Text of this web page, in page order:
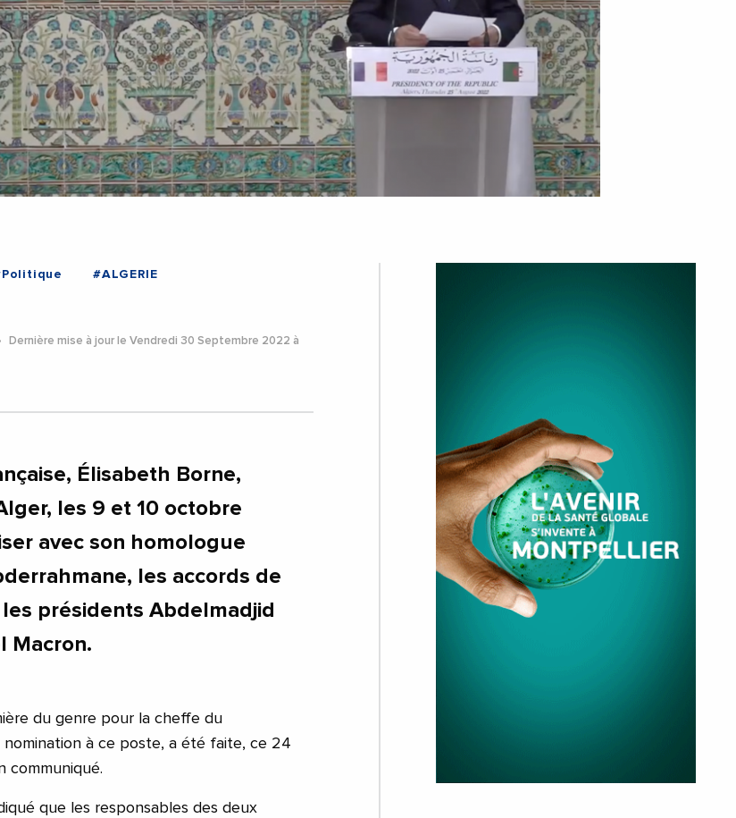
#ALGERIE
Dernière mise à jour le Vendredi 30 Septembre 2022 à
Élisabeth Borne,
les 9 et 10 octobre
avec son homologue
les accords de
présidents Abdelmadjid
Macron.
du genre pour la cheffe du
à ce poste, a été faite, ce 24
communiqué.
que les responsables des deux